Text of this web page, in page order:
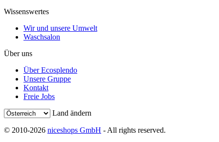
Wissenswertes
Wir und unsere Umwelt
Waschsalon
Über uns
Über Ecosplendo
Unsere Gruppe
Kontakt
Freie Jobs
Land ändern
© 2010-2026 niceshops GmbH - All rights reserved.